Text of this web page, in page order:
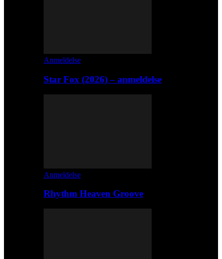
Anmeldelse
Star Fox (2026) – anmeldelse
Anmeldelse
Rhythm Heaven Groove